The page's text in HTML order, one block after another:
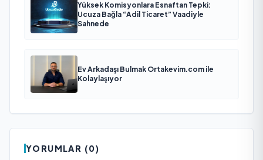
Yüksek Komisyonlara Esnaftan Tepki:
Ucuza Bağla “Adil Ticaret” Vaadiyle
Sahnede
Ev Arkadaşı Bulmak Ortakevim.com ile
Kolaylaşıyor
YORUMLAR (0)